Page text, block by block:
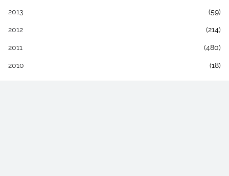
2013 (59)
2012 (214)
2011 (480)
2010 (18)